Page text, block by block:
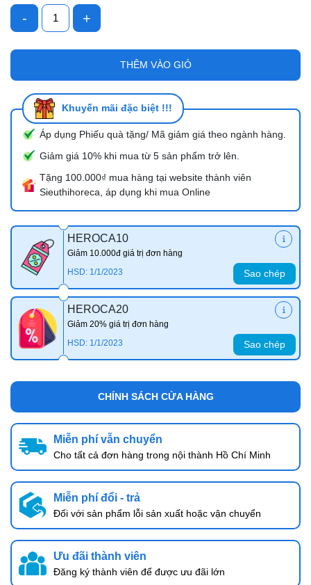
- +
THÊM VÀO GIỎ
Khuyến mãi đặc biệt !!!
Áp dụng Phiếu quà tặng/ Mã giảm giá theo ngành hàng.
Giảm giá 10% khi mua từ 5 sản phẩm trở lên.
Tặng 100.000₫ mua hàng tại website thành viên
Sieuthihoreca, áp dụng khi mua Online
HEROCA10
Giảm 10.000đ giá trị đơn hàng
HSD: 1/1/2023
Sao chép
HEROCA20
Giảm 20% giá trị đơn hàng
HSD: 1/1/2023
Sao chép
CHÍNH SÁCH CỬA HÀNG
Miễn phí vẫn chuyển
Cho tất cả đơn hàng trong nội thành Hồ Chí Minh
Miễn phí đổi - trả
Đối với sản phẩm lỗi sản xuất hoặc vận chuyển
Ưu đãi thành viên
Đăng ký thành viên để được ưu đãi lớn